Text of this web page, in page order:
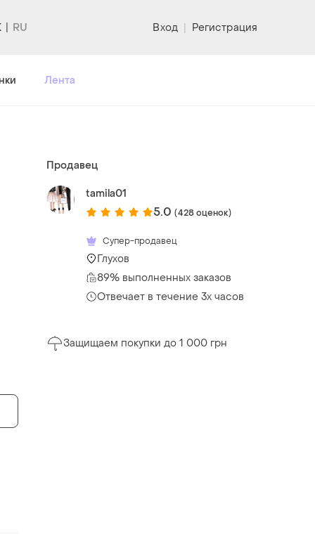
Вход | Регистрация
Лента
Продавец
tamila01
5.0 (428 оценок)
Супер-продавец
Глухов
89% выполненных заказов
Отвечает в течение 3х часов
Защищаем покупки до 1 000 грн